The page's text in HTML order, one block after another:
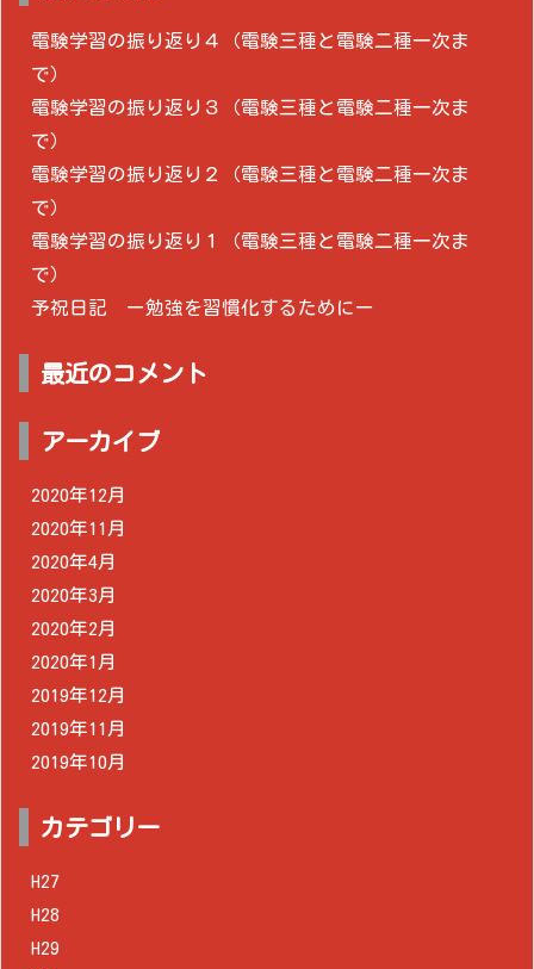
電験学習の振り返り４（電験三種と電験二種一次ま
で）
電験学習の振り返り３（電験三種と電験二種一次ま
で）
電験学習の振り返り２（電験三種と電験二種一次ま
で）
電験学習の振り返り１（電験三種と電験二種一次ま
で）
予祝日記 ー勉強を習慣化するためにー
最近のコメント
アーカイブ
2020年12月
2020年11月
2020年4月
2020年3月
2020年2月
2020年1月
2019年12月
2019年11月
2019年10月
カテゴリー
H27
H28
H29